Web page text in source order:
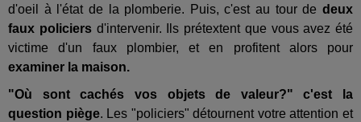
d'oeil à l'état de la plomberie. Puis, c'est au tour de deux
faux policiersd'intervenir. Ils prétextent que vous avez été
victime d'un faux plombier, et en profitent alors pour
examiner la maison.
"Où sont cachés vos objets de valeur?" c'est la
question piège. Les "policiers" détournent votre attention et